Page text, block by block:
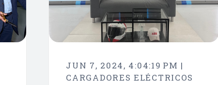
JUN 7, 2024, 4:04:19 PM |
CARGADORES ELÉCTRICOS